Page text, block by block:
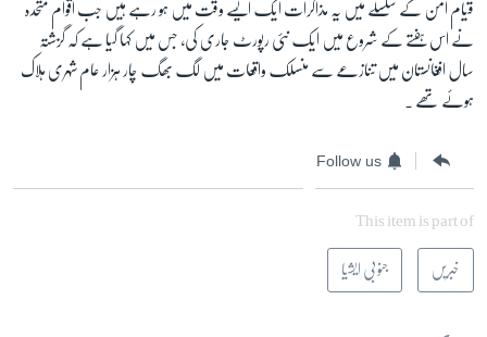
قیام امن کے سلسلے میں یہ مذاكرات ایک ایسے وقت میں ہو رہے ہیں جب اقوام متحدہ
نے اس ہفتے کے شروع میں ایک نئی رپورٹ جاری کی، جس میں کہا گیا ہے کہ گزشتہ
سال افغانستان میں تنازعے سے منسلک واقعات میں لگ بھگ چار ہزار عام شہری ہلاک
ہوئے تھے ۔
Follow us
This item is part of
خبریں جنوبی ایشیا